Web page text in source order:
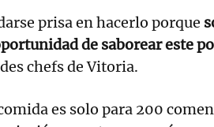
prisa en hacerlo porque
de saborear este
chefs de Vitoria.
es solo para 200